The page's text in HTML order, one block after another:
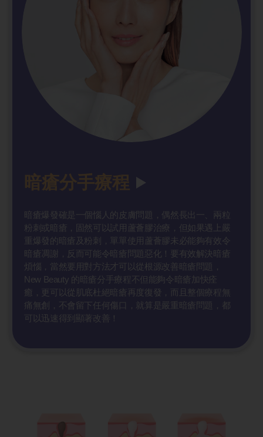
暗瘡分手療程
暗瘡爆發確是一個惱人的皮膚問題，偶然長出一、兩粒
粉刺或暗瘡，固然可以試用蘆薈膠治療，但如果遇上嚴
重爆發的暗瘡及粉刺，單單使用蘆薈膠未必能夠有效令
暗瘡凋謝，反而可能令暗瘡問題惡化！要有效解決暗瘡
煩惱，當然要用對方法才可以從根源改善暗瘡問題，
New Beauty 的暗瘡分手療程不但能夠令暗瘡加快痊
癒，更可以從肌底杜絕暗瘡再度復發，而且整個療程無
痛無創，不會留下任何傷口，就算是嚴重暗瘡問題，都
可以迅速得到顯著改善！